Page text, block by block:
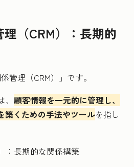
（CRM）：長期的
管理（CRM）」です。
顧客情報を一元的に管理し、
築くための手法やツールを指し